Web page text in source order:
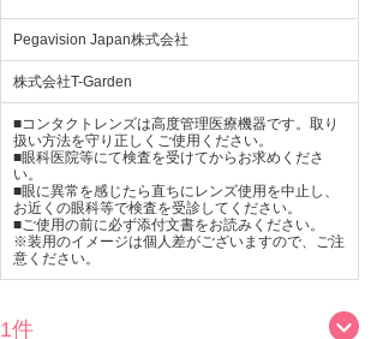
Pegavision Japan株式会社
株式会社T-Garden
■コンタクトレンズは高度管理医療機器です。取り
扱い方法を守り正しくご使用ください。
■眼科医院等にて検査を受けてからお求めくださ
い。
■眼に異常を感じたら直ちにレンズ使用を中止し、
お近くの眼科等で検査を受診してください。
■ご使用の前に必ず添付文書をお読みください。
※装用のイメージは個人差がございますので、ご注
意ください。
1件